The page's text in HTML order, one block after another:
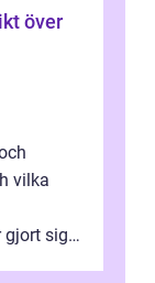
över
vilka
gjort sig